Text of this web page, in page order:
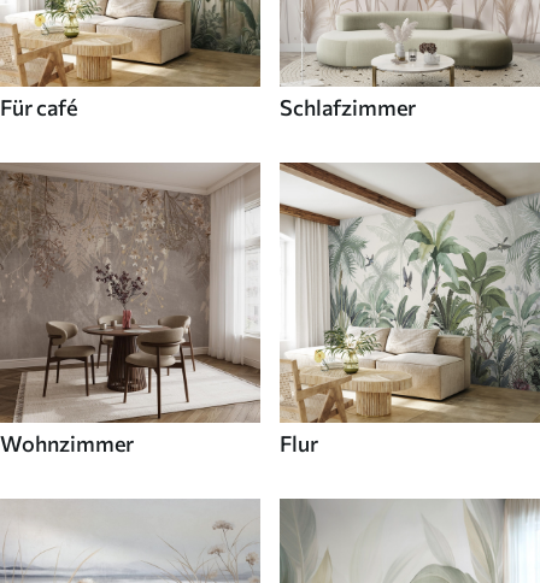
Für café Schlafzimmer
Wohnzimmer Flur